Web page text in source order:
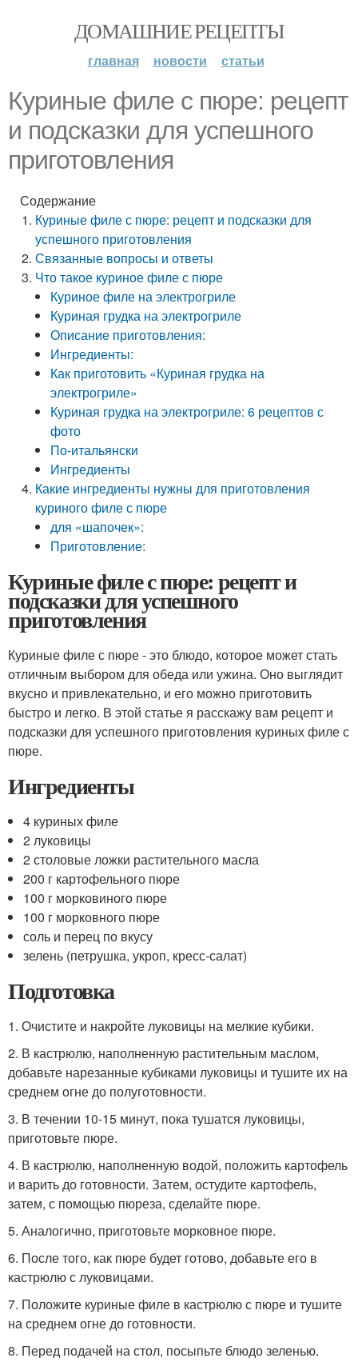
ДОМАШНИЕ РЕЦЕПТЫ
главная новости статьи
Куриные филе с пюре: рецепт
и подсказки для успешного
приготовления
Содержание
Куриные филе с пюре: рецепт и подсказки для
успешного приготовления
Связанные вопросы и ответы
Что такое куриное филе с пюре
Куриное филе на электрогриле
Куриная грудка на электрогриле
Описание приготовления:
Ингредиенты:
Как приготовить «Куриная грудка на
электрогриле»
Куриная грудка на электрогриле: 6 рецептов с
фото
По-итальянски
Ингредиенты
Какие ингредиенты нужны для приготовления
куриного филе с пюре
для «шапочек»:
Приготовление:
Куриные филе с пюре: рецепт и
подсказки для успешного
приготовления
Куриные филе с пюре - это блюдо, которое может стать
отличным выбором для обеда или ужина. Оно выглядит
вкусно и привлекательно, и его можно приготовить
быстро и легко. В этой статье я расскажу вам рецепт и
подсказки для успешного приготовления куриных филе с
пюре.
Ингредиенты
4 куриных филе
2 луковицы
2 столовые ложки растительного масла
200 г картофельного пюре
100 г морковиного пюре
100 г морковного пюре
соль и перец по вкусу
зелень (петрушка, укроп, кресс-салат)
Подготовка
1. Очистите и накройте луковицы на мелкие кубики.
2. В кастрюлю, наполненную растительным маслом,
добавьте нарезанные кубиками луковицы и тушите их на
среднем огне до полуготовности.
3. В течении 10-15 минут, пока тушатся луковицы,
приготовьте пюре.
4. В кастрюлю, наполненную водой, положить картофель
и варить до готовности. Затем, остудите картофель,
затем, с помощью пюреза, сделайте пюре.
5. Аналогично, приготовьте морковное пюре.
6. После того, как пюре будет готово, добавьте его в
кастрюлю с луковицами.
7. Положите куриные филе в кастрюлю с пюре и тушите
на среднем огне до готовности.
8. Перед подачей на стол, посыпьте блюдо зеленью.